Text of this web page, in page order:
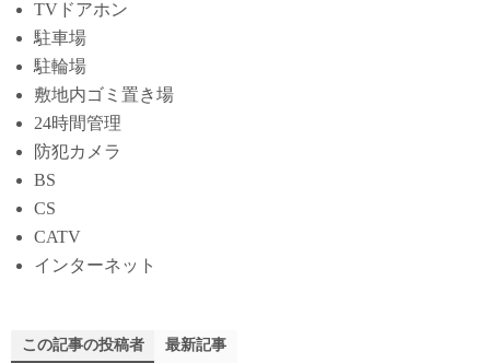
TVドアホン
駐車場
駐輪場
敷地内ゴミ置き場
24時間管理
防犯カメラ
BS
CS
CATV
インターネット
この記事の投稿者 最新記事